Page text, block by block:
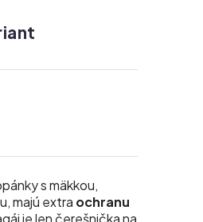
s mäkkou,
majú extra ochranu
je len čerešnička na